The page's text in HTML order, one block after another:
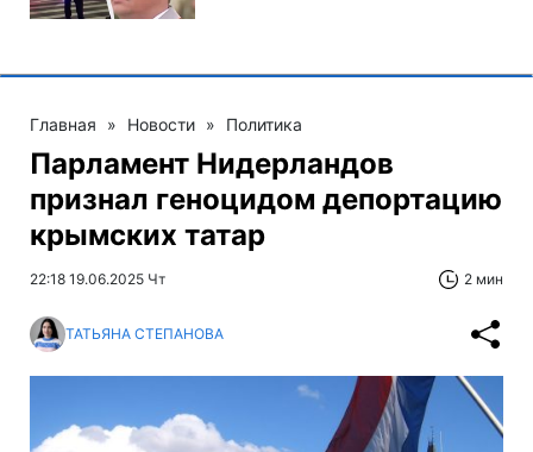
Главная » Новости » Политика
Парламент Нидерландов
признал геноцидом депортацию
крымских татар
22:18 19.06.2025 Чт 2 мин
ТАТЬЯНА СТЕПАНОВА